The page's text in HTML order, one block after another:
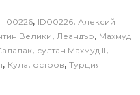
00226, ID00226, Алексий
Велики, Леандър, Махмуд
, султан Махмуд II,
, Кула, остров, Турция